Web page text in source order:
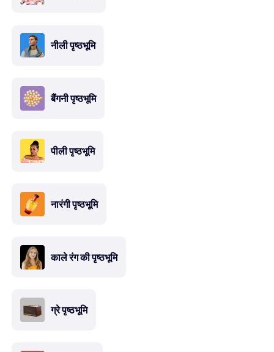
नीली पृष्ठभूमि
बैंगनी पृष्ठभूमि
पीली पृष्ठभूमि
नारंगी पृष्ठभूमि
काले रंग की पृष्ठभूमि
ग्रे पृष्ठभूमि